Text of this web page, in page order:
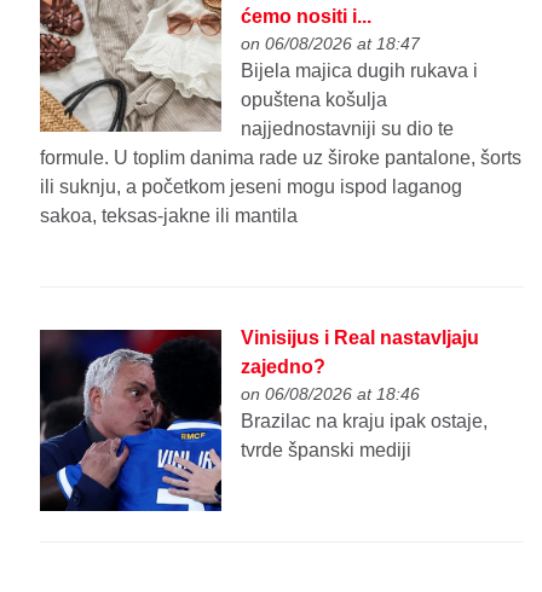
ćemo nositi i...
on 06/08/2026 at 18:47
Bijela majica dugih rukava i
opuštena košulja
najjednostavniji su dio te
formule. U toplim danima rade uz široke pantalone, šorts
ili suknju, a početkom jeseni mogu ispod laganog
sakoa, teksas-jakne ili mantila
Vinisijus i Real nastavljaju
zajedno?
on 06/08/2026 at 18:46
Brazilac na kraju ipak ostaje,
tvrde španski mediji